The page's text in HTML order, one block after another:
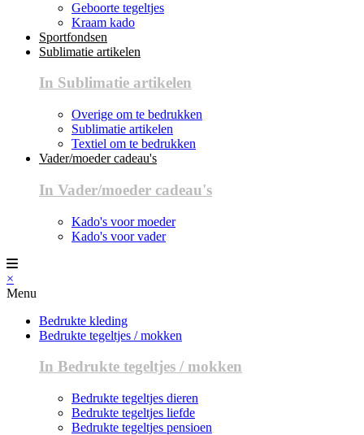
Geboorte tegeltjes
Kraam kado
Sportfondsen
Sublimatie artikelen
In Sublimatie artikelen
Overige om te bedrukken
Sublimatie artikelen
Textiel om te bedrukken
Vader/moeder cadeau's
In Vader/moeder cadeau's
Kado's voor moeder
Kado's voor vader
×
Menu
Bedrukte kleding
Bedrukte tegeltjes / mokken
In Bedrukte tegeltjes / mokken
Bedrukte tegeltjes dieren
Bedrukte tegeltjes liefde
Bedrukte tegeltjes pensioen